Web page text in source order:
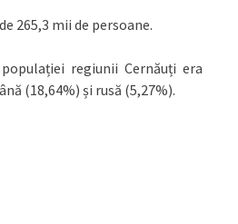
265,3 mii de persoane.
regiunii Cernăuți era
(18,64%) și rusă (5,27%).